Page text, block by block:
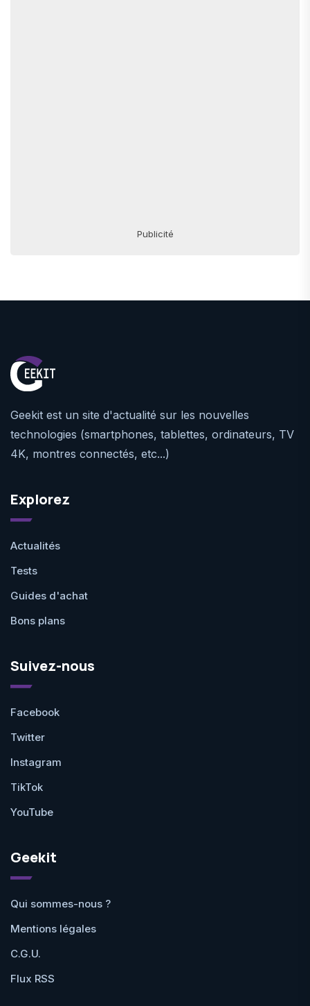
Publicité
Geekit est un site d'actualité sur les nouvelles
technologies (smartphones, tablettes, ordinateurs, TV
4K, montres connectés, etc...)
Explorez
Actualités
Tests
Guides d'achat
Bons plans
Suivez-nous
Facebook
Twitter
Instagram
TikTok
YouTube
Geekit
Qui sommes-nous ?
Mentions légales
C.G.U.
Flux RSS